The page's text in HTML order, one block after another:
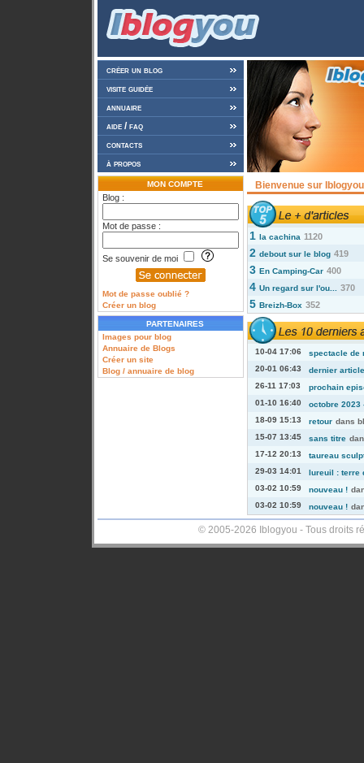
créer un blog
visite guidée
annuaire
aide / faq
contacts
à propos
MON COMPTE
Blog :
Mot de passe :
Se souvenir de moi
Mot de passe oublié ?
Créer un blog
PARTENAIRES
Images pour blog
Annuaire de Blogs
Créer un site
Blog / annuaire de blog
Bienvenue sur
1 la cachina 1120
2 debout sur le blog 419
3 En Camping-Car 400
4 Un regard sur l'ou... 370
5 Breizh-Box 352
10-04 17:06
spectacle de
20-01 06:43
dernier
26-11 17:03
prochain
01-10 16:40
octobre 2023
18-09 15:13
retour dans
15-07 13:45
sans titre
17-12 20:13
taureau
29-03 14:01
lureuil : terre
03-02 10:59
nouveau !
03-02 10:59
nouveau !
© 2005-2026 Iblogyou - Tous droits